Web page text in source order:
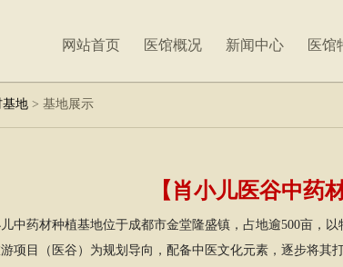
网站首页 医馆概况 新闻中心 医馆
基地 > 基地展示
【肖小儿医谷中药
中药材种植基地位于成都市金堂隆盛镇，占地逾500亩，
项目（医谷）为规划导向，配备中医文化元素，逐步将